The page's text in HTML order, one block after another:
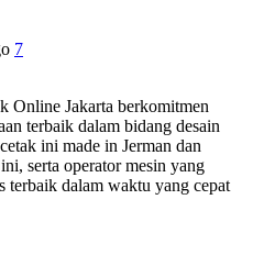
7
Online Jakarta berkomitmen
terbaik dalam bidang desain
ini made in Jerman dan
serta operator mesin yang
terbaik dalam waktu yang cepat